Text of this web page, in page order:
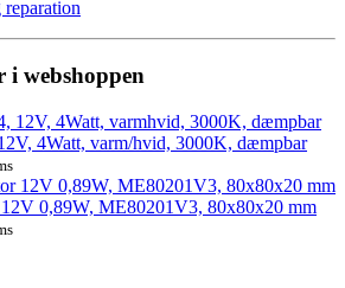
i webshoppen
4Watt, varm/hvid, 3000K, dæmpbar
0,89W, ME80201V3, 80x80x20 mm